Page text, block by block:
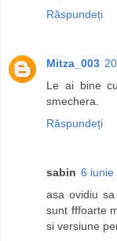
Răspundeți
Mitza_003
Le ai bine
smechera.
Răspundeți
sabin 6 iunie
asa ovidiu
sunt fffoarte
si versiune